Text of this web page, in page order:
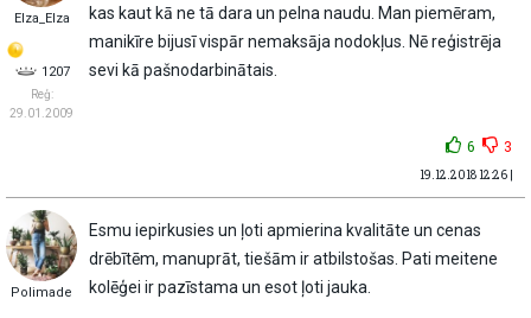
Elza_Elza
1207
Reģ:
29.01.2009
kas kaut kā ne tā dara un pelna naudu. Man piemēram,
manikīre bijusī vispār nemaksāja nodokļus. Nē reģistrēja
sevi kā pašnodarbinātais.
6 3
19.12.2018 12:26 |
Polimade
Esmu iepirkusies un ļoti apmierina kvalitāte un cenas
drēbītēm, manuprāt, tiešām ir atbilstošas. Pati meitene
kolēģei ir pazīstama un esot ļoti jauka.